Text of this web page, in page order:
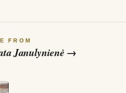
FROM
Janulynienė →